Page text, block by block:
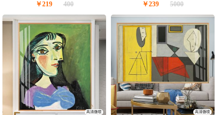
￥219 400 ￥239 5000
高清微喷 高清微喷